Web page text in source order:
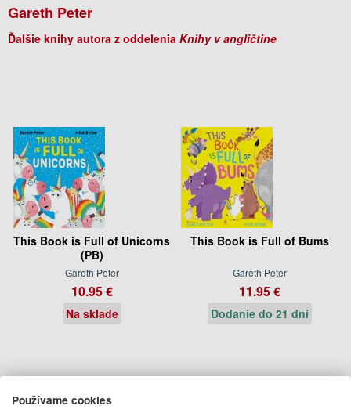
Gareth Peter
Ďalšie knihy autora z oddelenia Knihy v angličtine
This Book is Full of Unicorns
(PB)
Gareth Peter
10.95 €
Na sklade
This Book is Full of Bums
Gareth Peter
11.95 €
Dodanie do 21 dní
Používame cookies